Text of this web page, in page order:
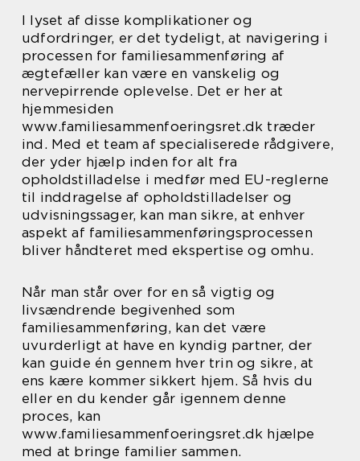
I lyset af disse komplikationer og
udfordringer, er det tydeligt, at navigering i
processen for familiesammenføring af
ægtefæller kan være en vanskelig og
nervepirrende oplevelse. Det er her at
hjemmesiden
www.familiesammenfoeringsret.dk træder
ind. Med et team af specialiserede rådgivere,
der yder hjælp inden for alt fra
opholdstilladelse i medfør med EU-reglerne
til inddragelse af opholdstilladelser og
udvisningssager, kan man sikre, at enhver
aspekt af familiesammenføringsprocessen
bliver håndteret med ekspertise og omhu.
Når man står over for en så vigtig og
livsændrende begivenhed som
familiesammenføring, kan det være
uvurderligt at have en kyndig partner, der
kan guide én gennem hver trin og sikre, at
ens kære kommer sikkert hjem. Så hvis du
eller en du kender går igennem denne
proces, kan
www.familiesammenfoeringsret.dk hjælpe
med at bringe familier sammen.